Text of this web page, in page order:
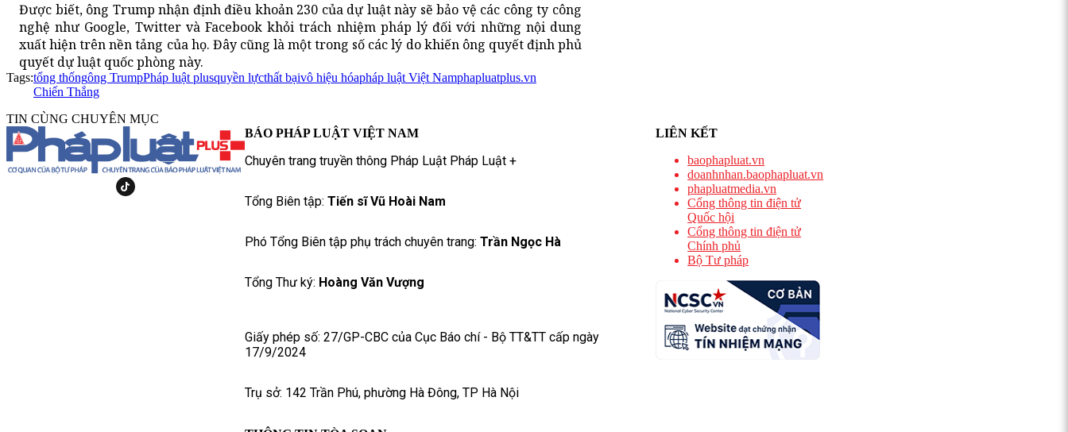
Được biết, ông Trump nhận định điều khoản 230 của dự luật này sẽ bảo vệ các công ty công
nghệ như Google, Twitter và Facebook khỏi trách nhiệm pháp lý đối với những nội dung
xuất hiện trên nền tảng của họ. Đây cũng là một trong số các lý do khiến ông quyết định phủ
quyết dự luật quốc phòng này.
Tags:tổng thốngông TrumpPháp luật plusquyền lựcthất bạivô hiệu hóapháp luật Việt Namphapluatplus.vn
Chiến Thắng
TIN CÙNG CHUYÊN MỤC
BÁO PHÁP LUẬT VIỆT NAM
Chuyên trang truyền thông Pháp Luật Pháp Luật +
Tổng Biên tập: Tiến sĩ Vũ Hoài Nam
Phó Tổng Biên tập phụ trách chuyên trang: Trần Ngọc Hà
Tổng Thư ký: Hoàng Văn Vượng
Giấy phép số: 27/GP-CBC của Cục Báo chí - Bộ TT&TT cấp ngày
17/9/2024
Trụ sở: 142 Trần Phú, phường Hà Đông, TP Hà Nội
LIÊN KẾT
baophapluat.vn
doanhnhan.baophapluat.vn
phapluatmedia.vn
Cổng thông tin điện tử
Quốc hội
Cổng thông tin điện tử
Chính phủ
Bộ Tư pháp